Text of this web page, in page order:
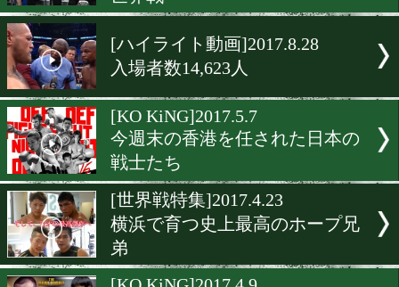
久保隼vs大沢宏晋!サバイ
ッチ
[ニュース]2018.3.25
「DANGAN」が出場者を
[ボクモバPPV]2018.3.18
山中竜也の初防衛戦は19時